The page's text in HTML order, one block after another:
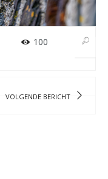
100
VOLGENDE BERICHT